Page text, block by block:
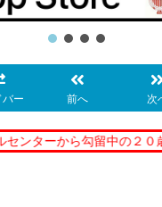
ー 前へ 次
ターから勾留中の２０